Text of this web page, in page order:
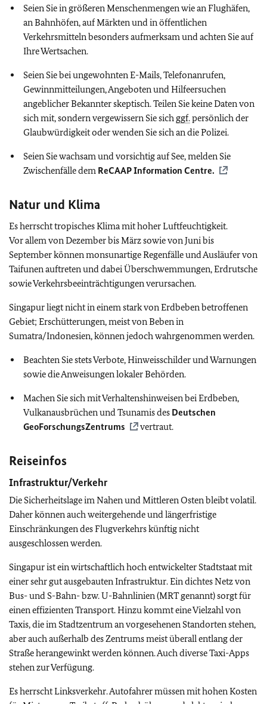
Seien Sie in größeren Menschenmengen wie an Flughäfen,
an Bahnhöfen, auf Märkten und in öffentlichen
Verkehrsmitteln besonders aufmerksam und achten Sie auf
Ihre Wertsachen.
Seien Sie bei ungewohnten E-Mails, Telefonanrufen,
Gewinnmitteilungen, Angeboten und Hilfeersuchen
angeblicher Bekannter skeptisch. Teilen Sie keine Daten von
sich mit, sondern vergewissern Sie sich ggf.persönlich der
Glaubwürdigkeit oder wenden Sie sich an die Polizei.
Seien Sie wachsam und vorsichtig auf See, melden Sie
Zwischenfälle dem ReCAAP Information Centre.
Natur und Klima
Es herrscht tropisches Klima mit hoher Luftfeuchtigkeit.
Vor allem von Dezember bis März sowie von Juni bis
September können monsunartige Regenfälle und Ausläufer von
Taifunen auftreten und dabei Überschwemmungen, Erdrutsche
sowie Verkehrsbeeinträchtigungen verursachen.
Singapur liegt nicht in einem stark von Erdbeben betroffenen
Gebiet; Erschütterungen, meist von Beben in
Sumatra/Indonesien, können jedoch wahrgenommen werden.
Beachten Sie stets Verbote, Hinweisschilder und Warnungen
sowie die Anweisungen lokaler Behörden.
Machen Sie sich mit Verhaltenshinweisen bei Erdbeben,
Vulkanausbrüchen und Tsunamis des Deutschen
GeoForschungsZentrums
vertraut.
Reiseinfos
Infrastruktur/Verkehr
Die Sicherheitslage im Nahen und Mittleren Osten bleibt volatil.
Daher können auch weitergehende und längerfristige
Einschränkungen des Flugverkehrs künftig nicht
ausgeschlossen werden.
Singapur ist ein wirtschaftlich hoch entwickelter Stadtstaat mit
einer sehr gut ausgebauten Infrastruktur. Ein dichtes Netz von
Bus- und S-Bahn- bzw. U-Bahnlinien (MRT genannt) sorgt für
einen effizienten Transport. Hinzu kommt eine Vielzahl von
Taxis, die im Stadtzentrum an vorgesehenen Standorten stehen,
aber auch außerhalb des Zentrums meist überall entlang der
Straße herangewinkt werden können. Auch diverse Taxi-Apps
stehen zur Verfügung.
Es herrscht Linksverkehr. Autofahrer müssen mit hohen Kosten